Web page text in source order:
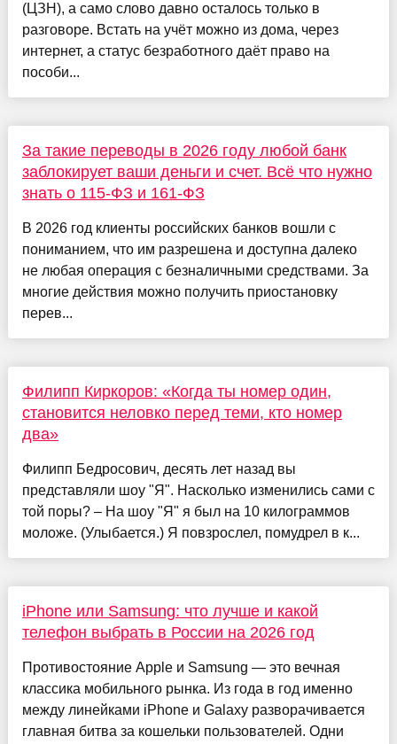
(ЦЗН), а само слово давно осталось только в
разговоре. Встать на учёт можно из дома, через
интернет, а статус безработного даёт право на
пособи...
За такие переводы в 2026 году любой банк
заблокирует ваши деньги и счет. Всё что нужно
знать о 115-ФЗ и 161-ФЗ
В 2026 год клиенты российских банков вошли с
пониманием, что им разрешена и доступна далеко
не любая операция с безналичными средствами. За
многие действия можно получить приостановку
перев...
Филипп Киркоров: «Когда ты номер один,
становится неловко перед теми, кто номер
два»
Филипп Бедросович, десять лет назад вы
представляли шоу "Я". Насколько изменились сами с
той поры? – На шоу "Я" я был на 10 килограммов
моложе. (Улыбается.) Я повзрослел, помудрел в к...
iPhone или Samsung: что лучше и какой
телефон выбрать в России на 2026 год
Противостояние Apple и Samsung — это вечная
классика мобильного рынка. Из года в год именно
между линейками iPhone и Galaxy разворачивается
главная битва за кошельки пользователей. Одни